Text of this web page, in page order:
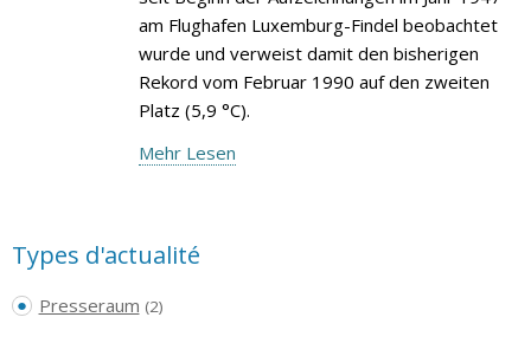
am Flughafen Luxemburg-Findel beobachtet
wurde und verweist damit den bisherigen
Rekord vom Februar 1990 auf den zweiten
Platz (5,9 °C).
Mehr Lesen
Types d'actualité
Presseraum (2)